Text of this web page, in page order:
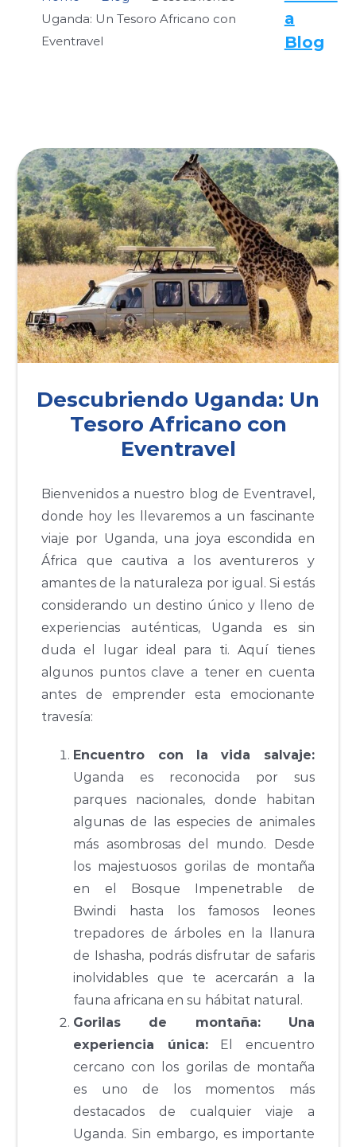
Uganda: Un Tesoro Africano con
Eventravel
a
Blog
Descubriendo Uganda: Un
Tesoro Africano con
Eventravel
Bienvenidos a nuestro blog de Eventravel,
donde hoy les llevaremos a un fascinante
viaje por Uganda, una joya escondida en
África que cautiva a los aventureros y
amantes de la naturaleza por igual. Si estás
considerando un destino único y lleno de
experiencias auténticas, Uganda es sin
duda el lugar ideal para ti. Aquí tienes
algunos puntos clave a tener en cuenta
antes de emprender esta emocionante
travesía:
Encuentro con la vida salvaje:
Uganda es reconocida por sus
parques nacionales, donde habitan
algunas de las especies de animales
más asombrosas del mundo. Desde
los majestuosos gorilas de montaña
en el Bosque Impenetrable de
Bwindi hasta los famosos leones
trepadores de árboles en la llanura
de Ishasha, podrás disfrutar de safaris
inolvidables que te acercarán a la
fauna africana en su hábitat natural.
Gorilas de montaña: Una
experiencia única:El encuentro
cercano con los gorilas de montaña
es uno de los momentos más
destacados de cualquier viaje a
Uganda. Sin embargo, es importante